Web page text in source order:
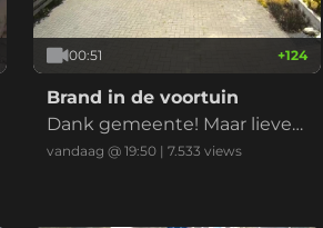
00:51 +124
Brand in de voortuin
Dank gemeente! Maar liever
niet nu met de droogte
vandaag @ 19:50 |7.533 views